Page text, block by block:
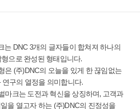
으로 완성된 형태입니다.
연구의 열정을 의미합니다.